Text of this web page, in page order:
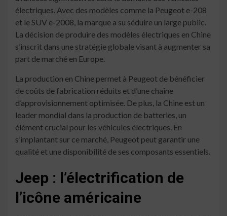
électriques. Avec des modèles comme la Peugeot e-208
et le SUV e-2008, la marque a su séduire un large public.
La décision de produire des modèles électriques en Chine
s’inscrit dans une stratégie globale visant à augmenter sa
part de marché en Europe.
La production en Chine permet à Peugeot de bénéficier
de coûts de fabrication réduits et d’une chaîne
d’approvisionnement optimisée. De plus, la Chine est un
leader mondial dans la production de batteries, un
élément crucial pour les véhicules électriques. En
s’implantant sur ce marché, Peugeot peut garantir une
qualité et une disponibilité de ses composants essentiels.
Jeep : l’électrification de
l’icône américaine